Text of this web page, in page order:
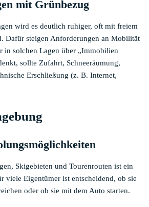
mit Grünbezug
wird es deutlich ruhiger, oft mit freiem
Dafür steigen Anforderungen an Mobilität
in solchen Lagen über „Immobilien
sollte Zufahrt, Schneeräumung,
Erschließung (z. B. Internet,
Skigebieten und Tourenrouten ist ein
viele Eigentümer ist entscheidend, ob sie
oder ob sie mit dem Auto starten.